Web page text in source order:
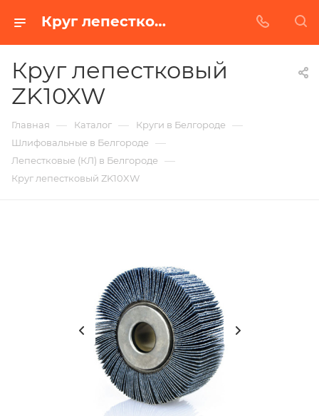
Круг лепестковый ZK10XW в Белгороде | Купить по недорогой цене от Абразивного Завода
Круг лепестковый
ZK10XW
Главная — Каталог — Круги в Белгороде —
Шлифовальные в Белгороде —
Лепестковые (КЛ) в Белгороде —
Круг лепестковый ZK10XW